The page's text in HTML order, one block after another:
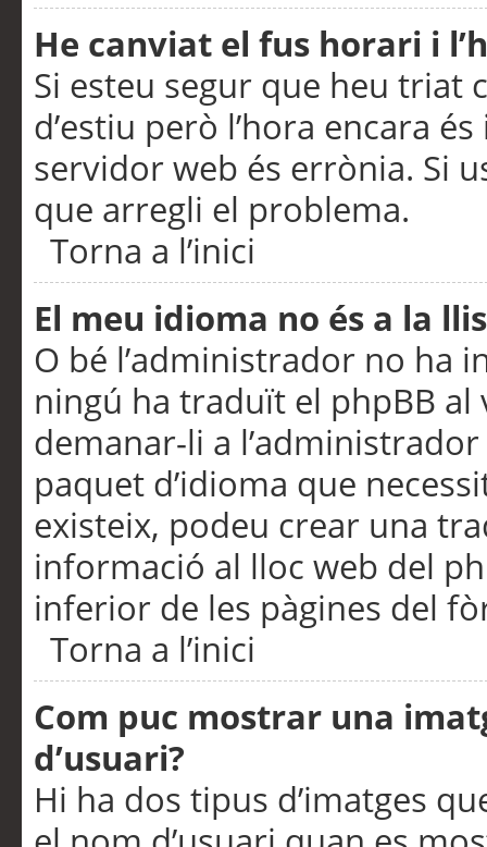
He canviat el fus horari i
Si esteu segur que heu triat
d’estiu però l’hora encara
servidor web és errònia. Si
que arregli el problema.
Torna a l’inici
El meu idioma no és a la
O bé l’administrador no ha
ningú ha traduït el phpBB
demanar-li a
paquet d’idioma que
existeix, podeu crear una
informació al lloc web del
inferior de les pàgines del
Torna a l’inici
Com puc mostrar una
d’usuari?
Hi ha dos tipus d’imatges